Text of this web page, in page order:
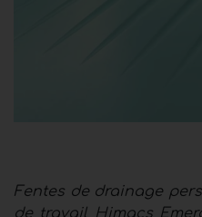
Fentes de drainage
de travail Himacs